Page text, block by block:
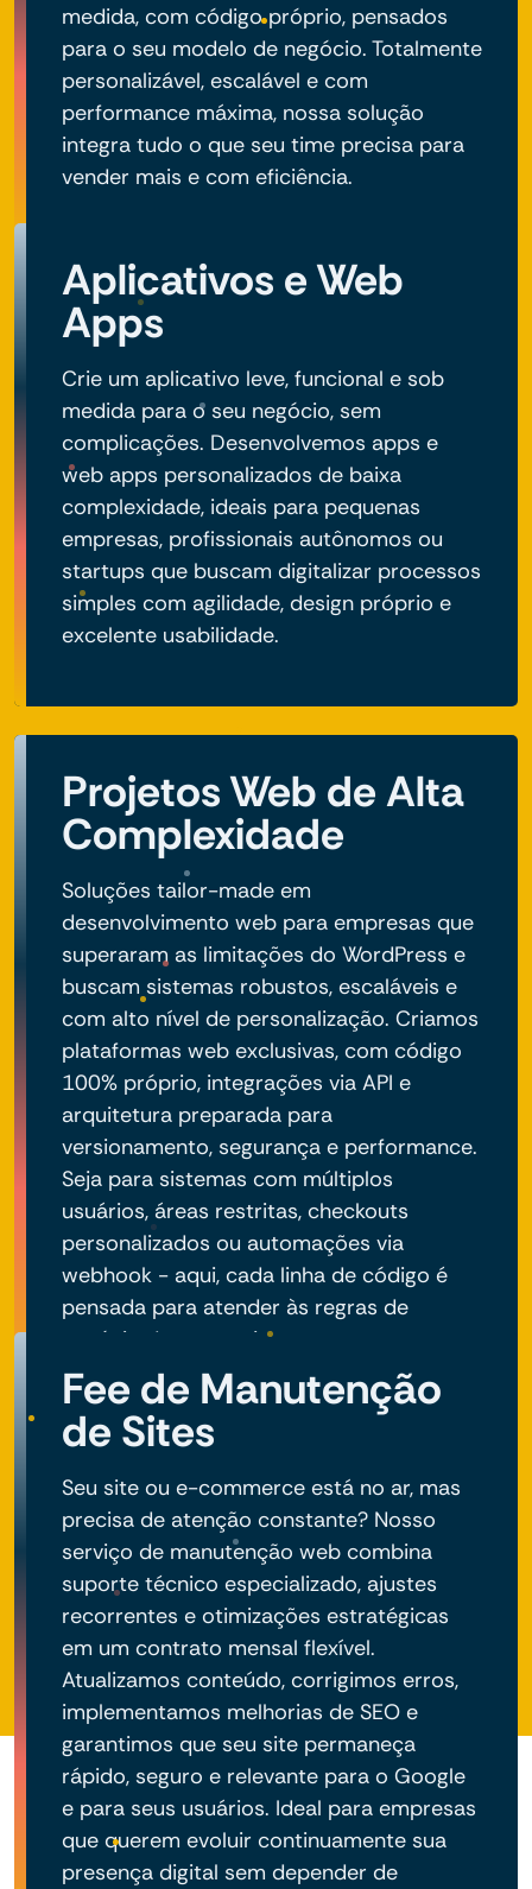
medida, com código próprio, pensados
para o seu modelo de negócio. Totalmente
personalizável, escalável e com
performance máxima, nossa solução
integra tudo o que seu time precisa para
vender mais e com eficiência.
Aplicativos e Web
Apps
Crie um aplicativo leve, funcional e sob
medida para o seu negócio, sem
complicações. Desenvolvemos apps e
web apps personalizados de baixa
complexidade, ideais para pequenas
empresas, profissionais autônomos ou
startups que buscam digitalizar processos
simples com agilidade, design próprio e
excelente usabilidade.
Projetos Web de Alta
Complexidade
Soluções tailor-made em
desenvolvimento web para empresas que
superaram as limitações do WordPress e
buscam sistemas robustos, escaláveis e
com alto nível de personalização. Criamos
plataformas web exclusivas, com código
100% próprio, integrações via API e
arquitetura preparada para
versionamento, segurança e performance.
Seja para sistemas com múltiplos
usuários, áreas restritas, checkouts
personalizados ou automações via
webhook - aqui, cada linha de código é
pensada para atender às regras de
negócio do seu projeto.
Fee de Manutenção
de Sites
Seu site ou e-commerce está no ar, mas
precisa de atenção constante? Nosso
serviço de manutenção web combina
suporte técnico especializado, ajustes
recorrentes e otimizações estratégicas
em um contrato mensal flexível.
Atualizamos conteúdo, corrigimos erros,
implementamos melhorias de SEO e
garantimos que seu site permaneça
rápido, seguro e relevante para o Google
e para seus usuários. Ideal para empresas
que querem evoluir continuamente sua
presença digital sem depender de